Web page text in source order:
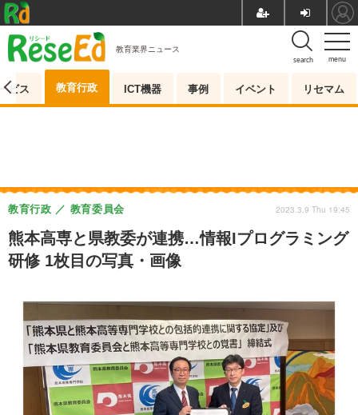
menu
search
教育業界ニュース
ビス 教育行政 ICT機器 事例 イベント リセマム
熊本高専と県教委が連携…情報Iプログラミング
研修 1枚目の写真・画像
教育行政 教育委員会 2023.3.9 Thu 19:45